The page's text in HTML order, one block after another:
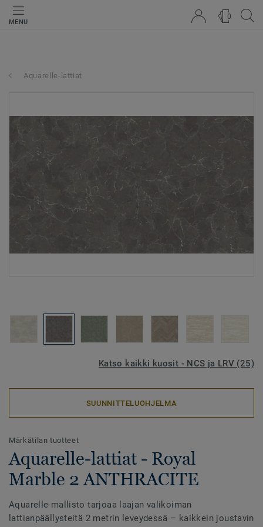
MENU
0
Aquarelle-lattiat
Katso kaikki kuosit - NCS ja LRV (25)
SUUNNITTELUOHJELMA
Märkätilan tuotteet
Aquarelle-lattiat - Royal
Marble 2 ANTHRACITE
Aquarelle-mallisto tarjoaa laajan valikoiman
lattianpäällysteitä 2 metrin leveydessä – kaikkein joustavin